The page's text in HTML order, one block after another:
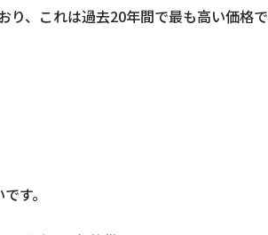
り、これは過去20年間で最も高い価格で
す。